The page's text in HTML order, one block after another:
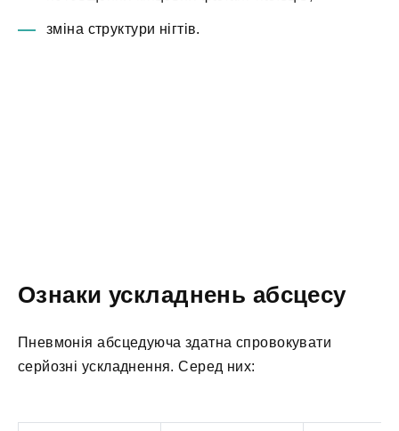
зміна структури нігтів.
Ознаки ускладнень абсцесу
Пневмонія абсцедуюча здатна спровокувати
серйозні ускладнення. Серед них: